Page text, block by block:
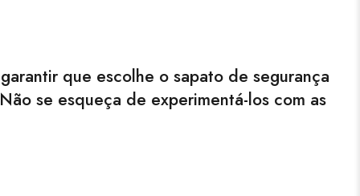
que escolhe o sapato de segurança
se esqueça de experimentá-los com as